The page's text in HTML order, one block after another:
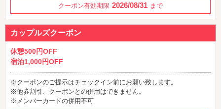
クーポン有効期限 2026/08/31 まで
カップルズクーポン
休憩500円OFF
宿泊1,000円OFF
※クーポンのご提示はチェックイン前にお願い致します。
※他券割引、クーポンとの併用はできません。
※メンバーカードの併用不可